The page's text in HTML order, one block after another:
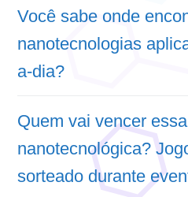
Você sabe onde
nanotecnologias
a-dia?
Quem vai vencer
nanotecnológica?
sorteado durante